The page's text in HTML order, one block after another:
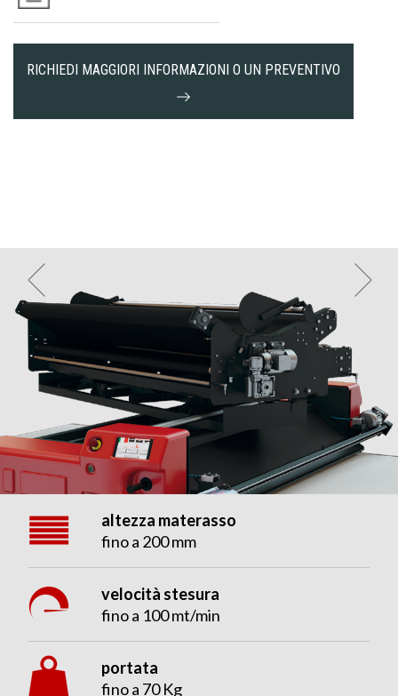
RICHIEDI MAGGIORI INFORMAZIONI O UN PREVENTIVO
altezza materasso
fino a 200 mm
velocità stesura
fino a 100 mt/min
portata
fino a 70 Kg